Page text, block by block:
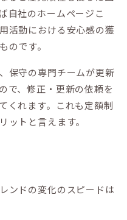
自社のホームページこ
活動における安心感の獲
のです。
保守の専門チームが更新
で、修正・更新の依頼を
くれます。これも定額制
ットと言えます。
ンドの変化のスピードは